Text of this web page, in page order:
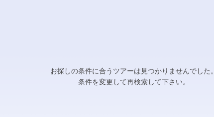
お探しの条件に合うツアーは見つかりませんでした。
条件を変更して再検索して下さい。